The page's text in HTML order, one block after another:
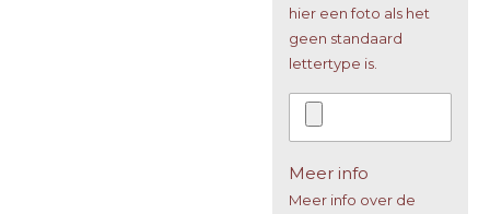
hier een foto als het
geen standaard
lettertype is.
Meer info
Meer info over de